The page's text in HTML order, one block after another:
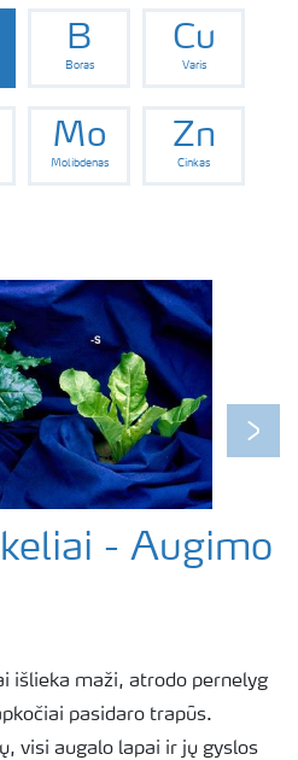
B
Boras
Cu
Varis
Mo
Molibdenas
Zn
Cinkas
Next
- Augimo
išlieka maži, atrodo pernelyg
pasidaro trapūs.
visi augalo lapai ir jų gyslos